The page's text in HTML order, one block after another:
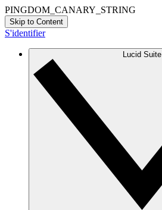
PINGDOM_CANARY_STRING
Skip to Content
S'identifier
Lucid Suite